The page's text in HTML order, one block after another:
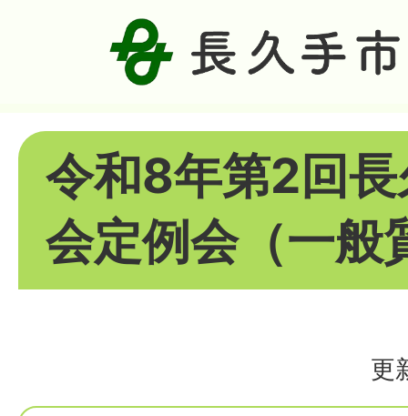
令和8年第2回
会定例会（一般
更